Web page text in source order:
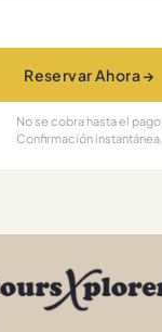
Reservar Ahora →
No se cobra hasta el pago.
Confirmación instantánea.